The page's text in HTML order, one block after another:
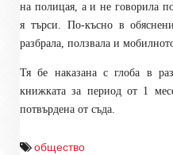
на полицая, а и не говорила
я търси. По-късно в
разбрала, ползвала и
Тя бе наказана с глоба в
книжката за период от 1
потвърдена от съда.
общество